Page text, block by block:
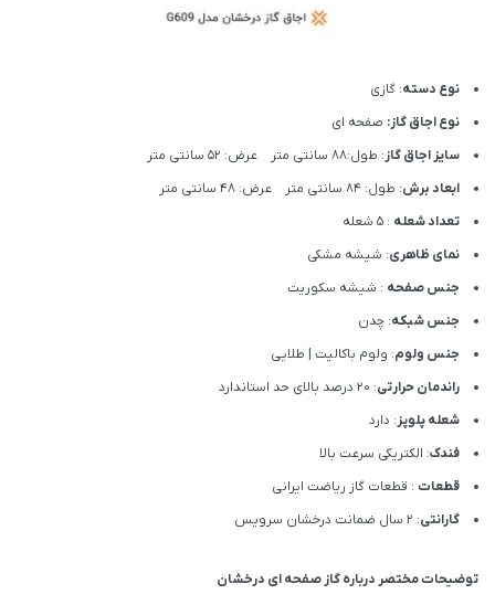
نوع دسته: گازی
نوع اجاق گاز: صفحه ای
سایز اجاق گاز: طول:88 سانتی متر عرض: 52 سانتی متر
ابعاد برش: طول: 84 سانتی متر عرض: 48 سانتی متر
تعداد شعله : 5 شعله
نمای ظاهری: شیشه مشکی
جنس صفحه : شیشه سکوریت
جنس شبکه: چدن
جنس ولوم: ولوم باکالیت | طلایی
راندمان حرارتی: 20 درصد بالای حد استاندارد
شعله پلوپز: دارد
فندک: الکتریکی سرعت بالا
قطعات : قطعات گاز ریاضت ایرانی
گارانتی: 2 سال ضمانت درخشان سرویس
توضیحات مختصر درباره گاز صفحه ای درخشان